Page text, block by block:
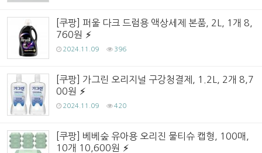
[쿠팡] 퍼울 다크 드럼용 액상세제 본품, 2L, 1개 8,
760원
2024.11.09 396
[쿠팡] 가그린 오리지널 구강청결제, 1.2L, 2개 8,7
00원
2024.11.09 420
[쿠팡] 베베숲 유아용 오리진 물티슈 캡형, 100매,
10개 10,600원